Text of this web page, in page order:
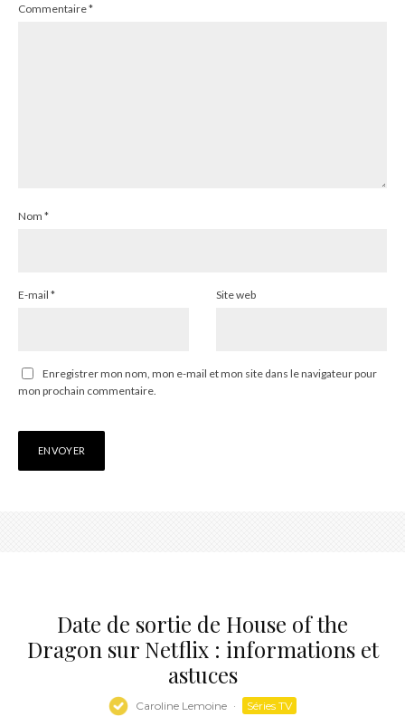
Commentaire*
Nom *
E-mail * Site web
Enregistrer mon nom, mon e-mail et mon site dans le navigateur pour
mon prochain commentaire.
Date de sortie de House of the
Dragon sur Netflix : informations et
astuces
Caroline Lemoine · Séries TV